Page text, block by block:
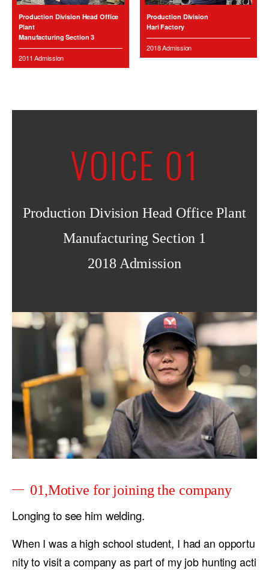
Production Division Head Office
Plant
Manufacturing Section 3
2011 Admission
Production Division
Hari Factory
2018 Admission
VOICE 01
Production Division Head Office Plant
Manufacturing Section 1
2018 Admission
01,Motive for joining the company
Longing to see him welding.
When I was a high school student, I had an opportu
nity to visit a company as part of my job hunting acti